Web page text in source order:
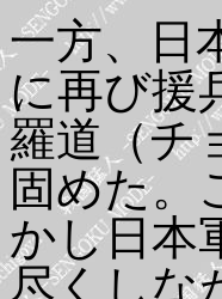
一方、日
に再び援
羅道（チ
固めた。
かし日本
尽くしな